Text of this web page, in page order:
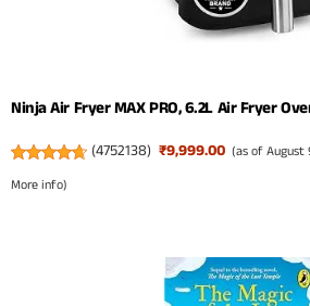
Ninja Air Fryer MAX PRO, 6.2L Air Fryer
(4752138) ₹9,999.00 (as of August
More info)